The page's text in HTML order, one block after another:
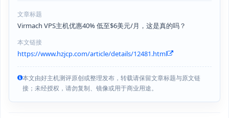
文章标题
Virmach VPS主机优惠40% 低至$6美元/月，这是真的吗？
本文链接
https://www.hzjcp.com/article/details/12481.html
本文由好主机测评原创或整理发布，转载请保留文章标题与原文链
接；未经授权，请勿复制、镜像或用于商业用途。